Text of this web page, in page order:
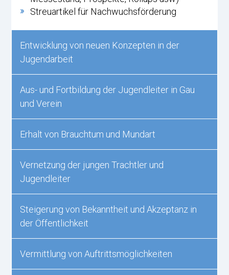
Streuartikel für Nachwuchsförderung
Entwicklung von neuen Konzepten in der
Jugendarbeit
Aus- und Fortbildung der Jugendleiter in Gau
und Verein
Erhalt von Brauchtum und Mundart
Vernetzung der jungen Trachtler und
Jugendleiter
Steigerung von Bekanntheit und Akzeptanz in
der Öffentlichkeit
Vermittlung von Auftrittsmöglichkeiten